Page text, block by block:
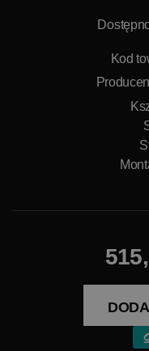
Kod